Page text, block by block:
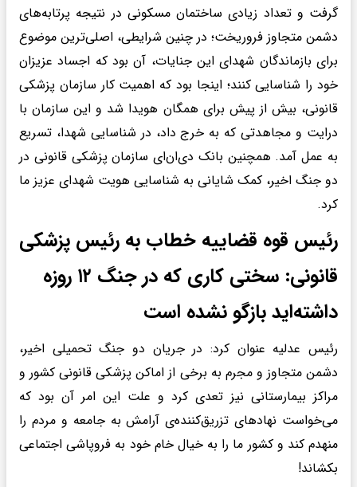
گرفت و تعداد زیادی ساختمان مسکونی در نتیجه پرتابه‌های
دشمن متجاوز فروریخت؛ در چنین شرایطی، اصلی‌ترین موضوع
برای بازماندگان شهدای این جنایات، آن بود که اجساد عزیزان
خود را شناسایی کنند؛ اینجا بود که اهمیت کار سازمان پزشکی
قانونی، بیش از پیش برای همگان هویدا شد و این سازمان با
درایت و مجاهدتی که به خرج داد، در شناسایی شهدا، تسریع
به عمل آمد. همچنین بانک دی‌ان‌ای سازمان پزشکی قانونی در
دو جنگ اخیر، کمک شایانی به شناسایی هویت شهدای عزیز ما
کرد.
رئیس قوه قضاییه خطاب به رئیس پزشکی
قانونی: سختی کاری که در جنگ ۱۲ روزه
داشته‌اید بازگو نشده است
رئیس عدلیه عنوان کرد: در جریان دو جنگ تحمیلی اخیر،
دشمن متجاوز و مجرم به برخی از اماکن پزشکی قانونی کشور و
مراکز بیمارستانی نیز تعدی کرد و علت این امر آن بود که
می‌خواست نهاد‌های تزریق‌کننده‌ی آرامش به جامعه و مردم را
منهدم کند و کشور ما را به خیال خام خود به فروپاشی اجتماعی
بکشاند!